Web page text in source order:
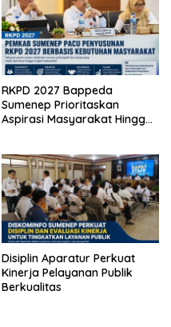
RKPD 2027 Bappeda
Sumenep Prioritaskan
Aspirasi Masyarakat Hingga
Disiplin Aparatur Perkuat
Kinerja Pelayanan Publik
Berkualitas